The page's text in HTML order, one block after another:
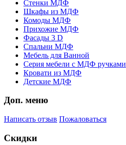
Стенки МДФ
Шкафы из МДФ
Комоды МДФ
Прихожие МДФ
Фасады 3 D
Спальни МДФ
Мебель для Ванной
Серия мебели с МДФ ручками
Кровати из МДФ
Детские МДФ
Доп. меню
Написать отзыв Пожаловаться
Скидки